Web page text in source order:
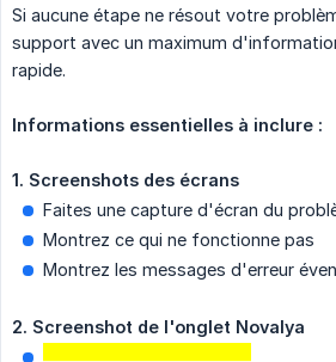
Si aucune étape ne résout votre
support avec un maximum
rapide.
Informations essentielles à inclure :
1. Screenshots des écrans
Faites une capture d'écran du
Montrez ce qui ne fonctionne pas
Montrez les messages d'erreur
2. Screenshot de l'onglet Novalya